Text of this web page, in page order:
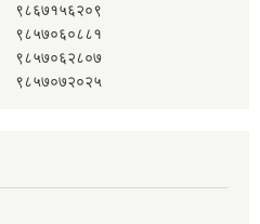
९८६७१५६२०९
९८५७०६०८८१
९८५७०६२८०७
९८५७०७२०२५